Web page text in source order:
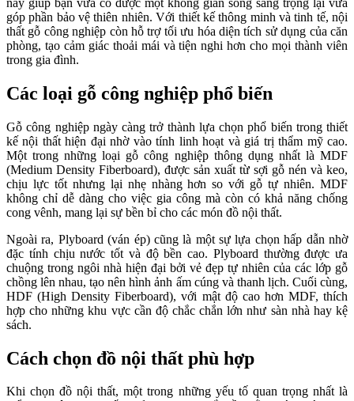
góp phần bảo vệ thiên nhiên. Với thiết kế thông minh và tinh tế, nội
thất gỗ công nghiệp còn hỗ trợ tối ưu hóa diện tích sử dụng của căn
phòng, tạo cảm giác thoải mái và tiện nghi hơn cho mọi thành viên
trong gia đình.
Các loại gỗ công nghiệp phổ biến
Gỗ công nghiệp ngày càng trở thành lựa chọn phổ biến trong thiết
kế nội thất hiện đại nhờ vào tính linh hoạt và giá trị thẩm mỹ cao.
Một trong những loại gỗ công nghiệp thông dụng nhất là MDF
(Medium Density Fiberboard), được sản xuất từ sợi gỗ nén và keo,
chịu lực tốt nhưng lại nhẹ nhàng hơn so với gỗ tự nhiên. MDF
không chỉ dễ dàng cho việc gia công mà còn có khả năng chống
cong vênh, mang lại sự bền bỉ cho các món đồ nội thất.
Ngoài ra, Plyboard (ván ép) cũng là một sự lựa chọn hấp dẫn nhờ
đặc tính chịu nước tốt và độ bền cao. Plyboard thường được ưa
chuộng trong ngôi nhà hiện đại bởi vẻ đẹp tự nhiên của các lớp gỗ
chồng lên nhau, tạo nên hình ảnh ấm cúng và thanh lịch. Cuối cùng,
HDF (High Density Fiberboard), với mật độ cao hơn MDF, thích
hợp cho những khu vực cần độ chắc chắn lớn như sàn nhà hay kệ
sách.
Cách chọn đồ nội thất phù hợp
Khi chọn đồ nội thất, một trong những yếu tố quan trọng nhất là